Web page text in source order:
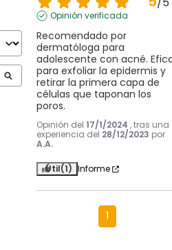
Opinión verificada
Recomendado por
dermatóloga para
adolescente con acné.
para exfoliar la epidermis y
retirar la primera capa de
células que taponan los
poros.
Opinión del 17/1/2024 , tras una
experiencia del 28/12/2023 por
A.A.
Útil(1) Informe
1